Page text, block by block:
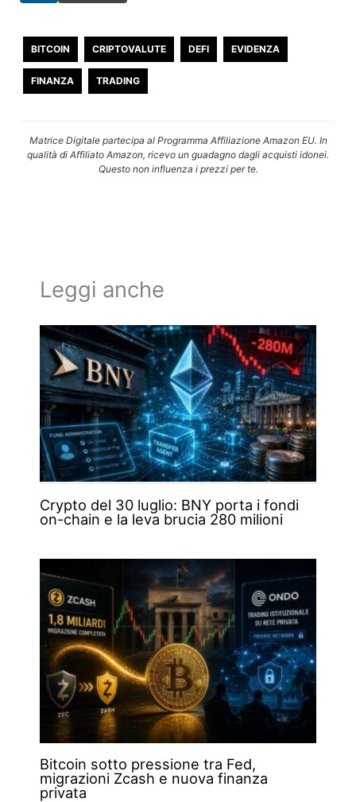
BITCOIN CRIPTOVALUTE DEFI EVIDENZA
FINANZA TRADING
Matrice Digitale partecipa al Programma Affiliazione Amazon EU. In
qualità di Affiliato Amazon, ricevo un guadagno dagli acquisti idonei.
Questo non influenza i prezzi per te.
Leggi anche
Crypto del 30 luglio: BNY porta i fondi
on-chain e la leva brucia 280 milioni
Bitcoin sotto pressione tra Fed,
migrazioni Zcash e nuova finanza
privata